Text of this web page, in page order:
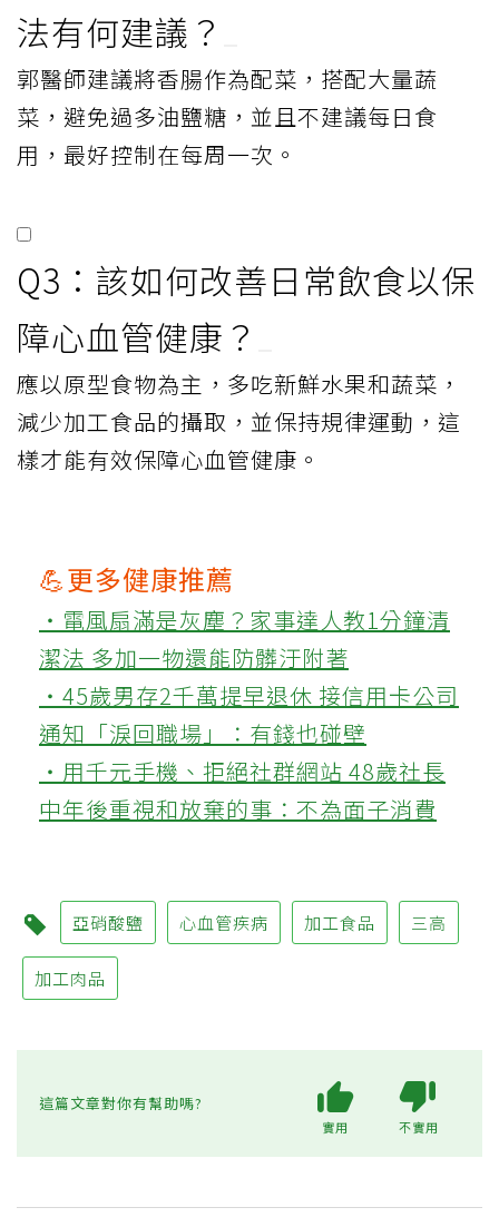
法有何建議？
郭醫師建議將香腸作為配菜，搭配大量蔬
菜，避免過多油鹽糖，並且不建議每日食
用，最好控制在每周一次。
Q3：該如何改善日常飲食以保
障心血管健康？
應以原型食物為主，多吃新鮮水果和蔬菜，
減少加工食品的攝取，並保持規律運動，這
樣才能有效保障心血管健康。
💪更多健康推薦
‧電風扇滿是灰塵？家事達人教1分鐘清
潔法 多加一物還能防髒汙附著
‧45歲男存2千萬提早退休 接信用卡公司
通知「淚回職場」：有錢也碰壁
‧用千元手機、拒絕社群網站 48歲社長
中年後重視和放棄的事：不為面子消費
亞硝酸鹽 心血管疾病 加工食品 三高
加工肉品
這篇文章對你有幫助嗎?
實用 不實用